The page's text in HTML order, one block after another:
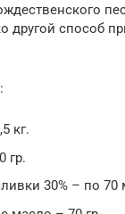
другой способ
кг.
гр.
30% – по 70